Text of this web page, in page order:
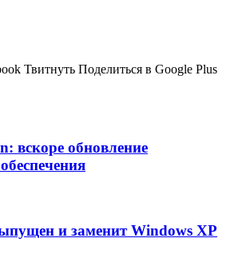
Твитнуть Поделиться в Google Plus
вскоре обновление
и заменит Windows XP